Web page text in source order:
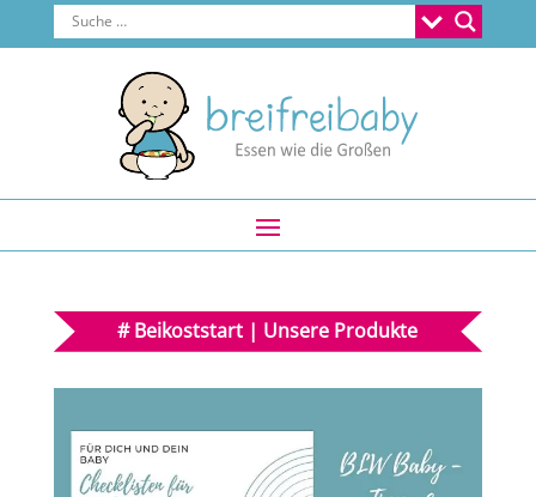
#Beikoststart | Unsere Produkte